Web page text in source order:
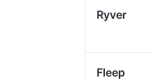
Ryver
Fleep